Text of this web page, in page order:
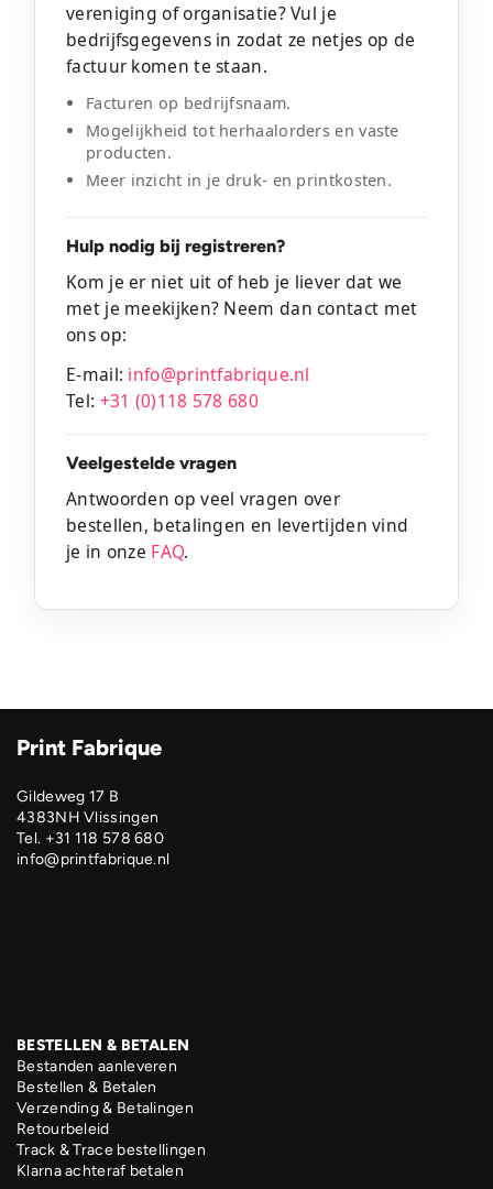
vereniging of organisatie? Vul je
bedrijfsgegevens in zodat ze netjes op de
factuur komen te staan.
Facturen op bedrijfsnaam.
Mogelijkheid tot herhaalorders en vaste
producten.
Meer inzicht in je druk- en printkosten.
Hulp nodig bij registreren?
Kom je er niet uit of heb je liever dat we
met je meekijken? Neem dan contact met
ons op:
E-mail: info@printfabrique.nl
Tel: +31 (0)118 578 680
Veelgestelde vragen
Antwoorden op veel vragen over
bestellen, betalingen en levertijden vind
je in onze FAQ.
Print Fabrique
Gildeweg 17 B
4383NH Vlissingen
Tel. +31 118 578 680
info@printfabrique.nl
BESTELLEN & BETALEN
Bestanden aanleveren
Bestellen & Betalen
Verzending & Betalingen
Retourbeleid
Track & Trace bestellingen
Klarna achteraf betalen